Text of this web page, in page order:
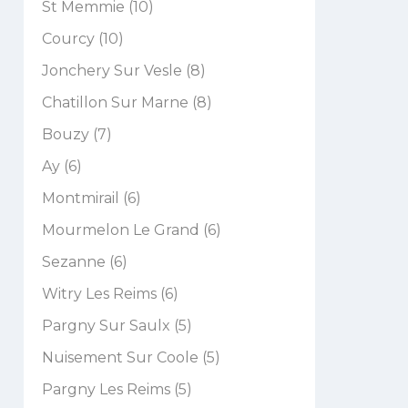
St Memmie (10)
Courcy (10)
Jonchery Sur Vesle (8)
Chatillon Sur Marne (8)
Bouzy (7)
Ay (6)
Montmirail (6)
Mourmelon Le Grand (6)
Sezanne (6)
Witry Les Reims (6)
Pargny Sur Saulx (5)
Nuisement Sur Coole (5)
Pargny Les Reims (5)